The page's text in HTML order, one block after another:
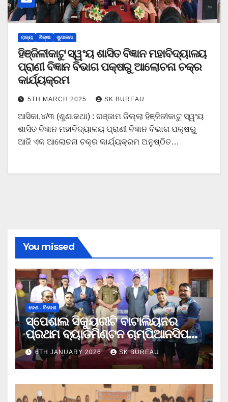
ରାଜ୍ୟ ଶିକ୍ଷା ଶୁଣାକଥା
ହିଞ୍ଜିଳୀକାଟୁ ସ୍ୱଂୟ ଶାସିତ ବିଜ୍ଞାନ ମହାବିଦ୍ୟାଳୟ
ପ୍ରାଣୀ ବିଜ୍ଞାନ ବିଭାଗ ପକ୍ଷରୁ ଆଲୋଚନା ଚକ୍ର
କାର୍ଯ୍ୟକ୍ରମ
5TH MARCH 2025 SK BUREAU
ଆସିକା,୪/୩ (ଶୁଣାକଥା) : ଗଞ୍ଜାମ ଜିଲ୍ଲା ହିଞ୍ଜିଳୀକାଟୁ ସ୍ୱଂୟ
ଶାସିତ ବିଜ୍ଞାନ ମହାବିଦ୍ୟାଳୟ ପ୍ରାଣୀ ବିଜ୍ଞାନ ବିଭାଗ ପକ୍ଷରୁ
ଆଜି ଏକ ଆଲୋଚନା ଚକ୍ର କାର୍ଯ୍ୟକ୍ରମ ଅନୁଷ୍ଠିତ…
You missed
ଦେଶ - ବିଦେଶ
ସ୍ପେଶାଲ ସିକ୍ୟୁରୀଟି ବାଟାଲିୟନର
ପ୍ରଥମ ବ୍ୟାଡମିଣ୍ଟନ ଚାମ୍ପିଆନସିପ
ଉଦଯାପିତ
6TH JANUARY 2026 SK BUREAU